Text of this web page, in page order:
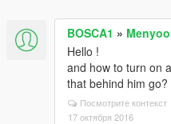
BOSCA1 »
Hello !
and how to turn on
that behind him go?
Посмотрите контекст
17 октября 2016